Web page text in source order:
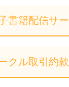
書籍配信サ
クル取引約款